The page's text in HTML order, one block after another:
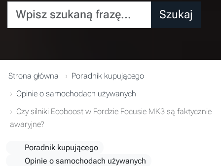
Wpisz szukaną frazę... Szukaj
Strona główna
Poradnik kupującego
Opinie o samochodach używanych
Czy silniki Ecoboost w Fordzie Focusie MK3 są faktycznie
awaryjne?
Poradnik kupującego
Opinie o samochodach używanych